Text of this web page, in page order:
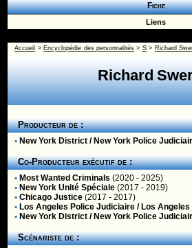
Fiche
Liens
Accueil > Encyclopédie des personnalités > S> Richard
Richard
Producteur de :
• New York District / New York Police
Co-Producteur exécutif de :
• Most Wanted Criminals (2020 - 2025)
• New York Unité Spéciale (2017 - 2019)
• Chicago Justice (2017 - 2017)
• Los Angeles Police Judiciaire / Los
• New York District / New York Police
Scénariste de :